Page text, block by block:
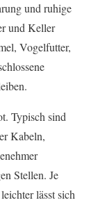
und ruhige
und Keller
Vogelfutter,
Typisch sind
Kabeln,
Stellen. Je
lässt sich